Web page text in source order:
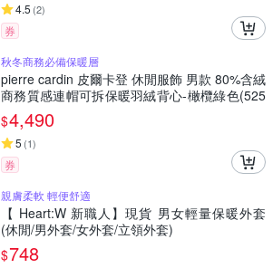
4.5 (2)
券
秋冬商務必備保暖層
pierre cardin 皮爾卡登 休閒服飾 男款 80%含絨
商務質感連帽可拆保暖羽絨背心-橄欖綠色(525
5371-43)
$4,490
5 (1)
券
親膚柔軟 輕便舒適
【 Heart:W 新職人】現貨 男女輕量保暖外套
(休閒/男外套/女外套/立領外套)
$748